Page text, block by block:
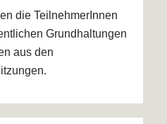
die TeilnehmerInnen
Grundhaltungen
aus den